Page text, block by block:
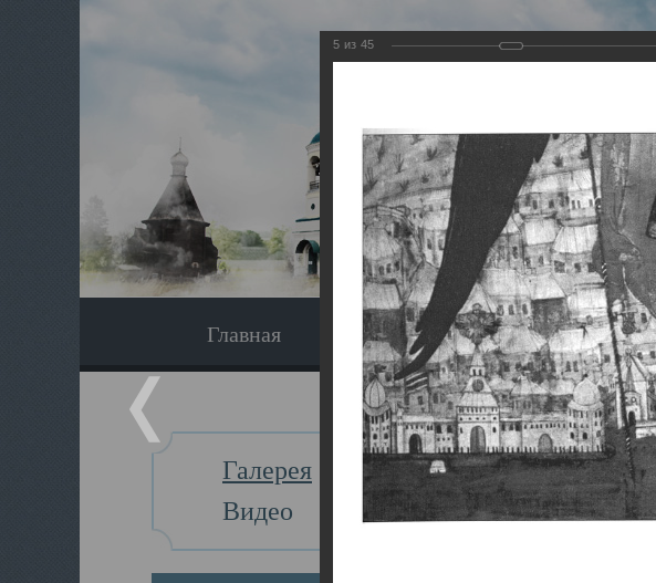
Главная Экскурсия
Галерея
Видео
Главная Галерея
5 из 45